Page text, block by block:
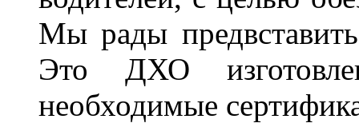
Мы рады
Это ДХО
необходимые